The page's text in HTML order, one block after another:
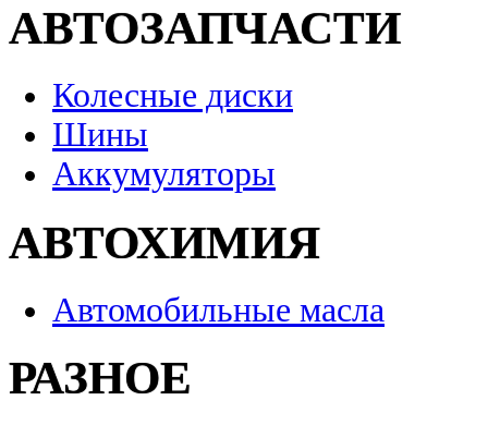
АВТОЗАПЧАСТИ
Колесные диски
Шины
Аккумуляторы
АВТОХИМИЯ
Автомобильные масла
РАЗНОЕ